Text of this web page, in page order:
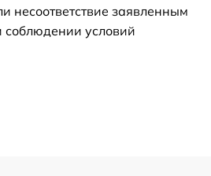
несоответствие заявленным
соблюдении условий